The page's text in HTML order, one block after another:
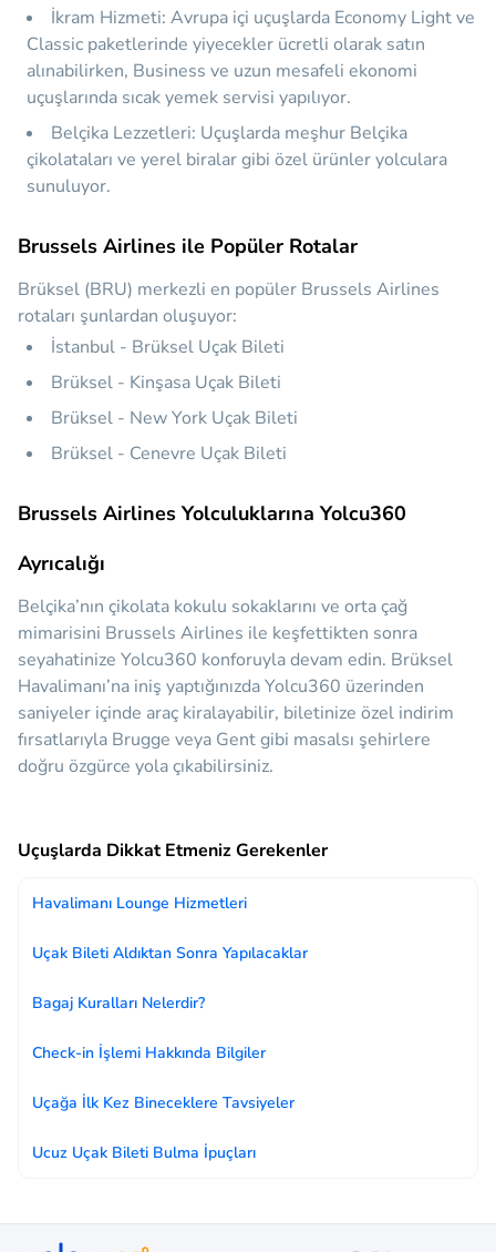
İkram Hizmeti: Avrupa içi uçuşlarda Economy Light ve
Classic paketlerinde yiyecekler ücretli olarak satın
alınabilirken, Business ve uzun mesafeli ekonomi
uçuşlarında sıcak yemek servisi yapılıyor.
Belçika Lezzetleri: Uçuşlarda meşhur Belçika
çikolataları ve yerel biralar gibi özel ürünler yolculara
sunuluyor.
Brussels Airlines ile Popüler Rotalar
Brüksel (BRU) merkezli en popüler Brussels Airlines
rotaları şunlardan oluşuyor:
İstanbul - Brüksel Uçak Bileti
Brüksel - Kinşasa Uçak Bileti
Brüksel - New York Uçak Bileti
Brüksel - Cenevre Uçak Bileti
Brussels Airlines Yolculuklarına Yolcu360
Ayrıcalığı
Belçika’nın çikolata kokulu sokaklarını ve orta çağ
mimarisini Brussels Airlines ile keşfettikten sonra
seyahatinize Yolcu360 konforuyla devam edin. Brüksel
Havalimanı’na iniş yaptığınızda Yolcu360 üzerinden
saniyeler içinde araç kiralayabilir, biletinize özel indirim
fırsatlarıyla Brugge veya Gent gibi masalsı şehirlere
doğru özgürce yola çıkabilirsiniz.
Uçuşlarda Dikkat Etmeniz Gerekenler
Havalimanı Lounge Hizmetleri
Uçak Bileti Aldıktan Sonra Yapılacaklar
Bagaj Kuralları Nelerdir?
Check-in İşlemi Hakkında Bilgiler
Uçağa İlk Kez Bineceklere Tavsiyeler
Ucuz Uçak Bileti Bulma İpuçları